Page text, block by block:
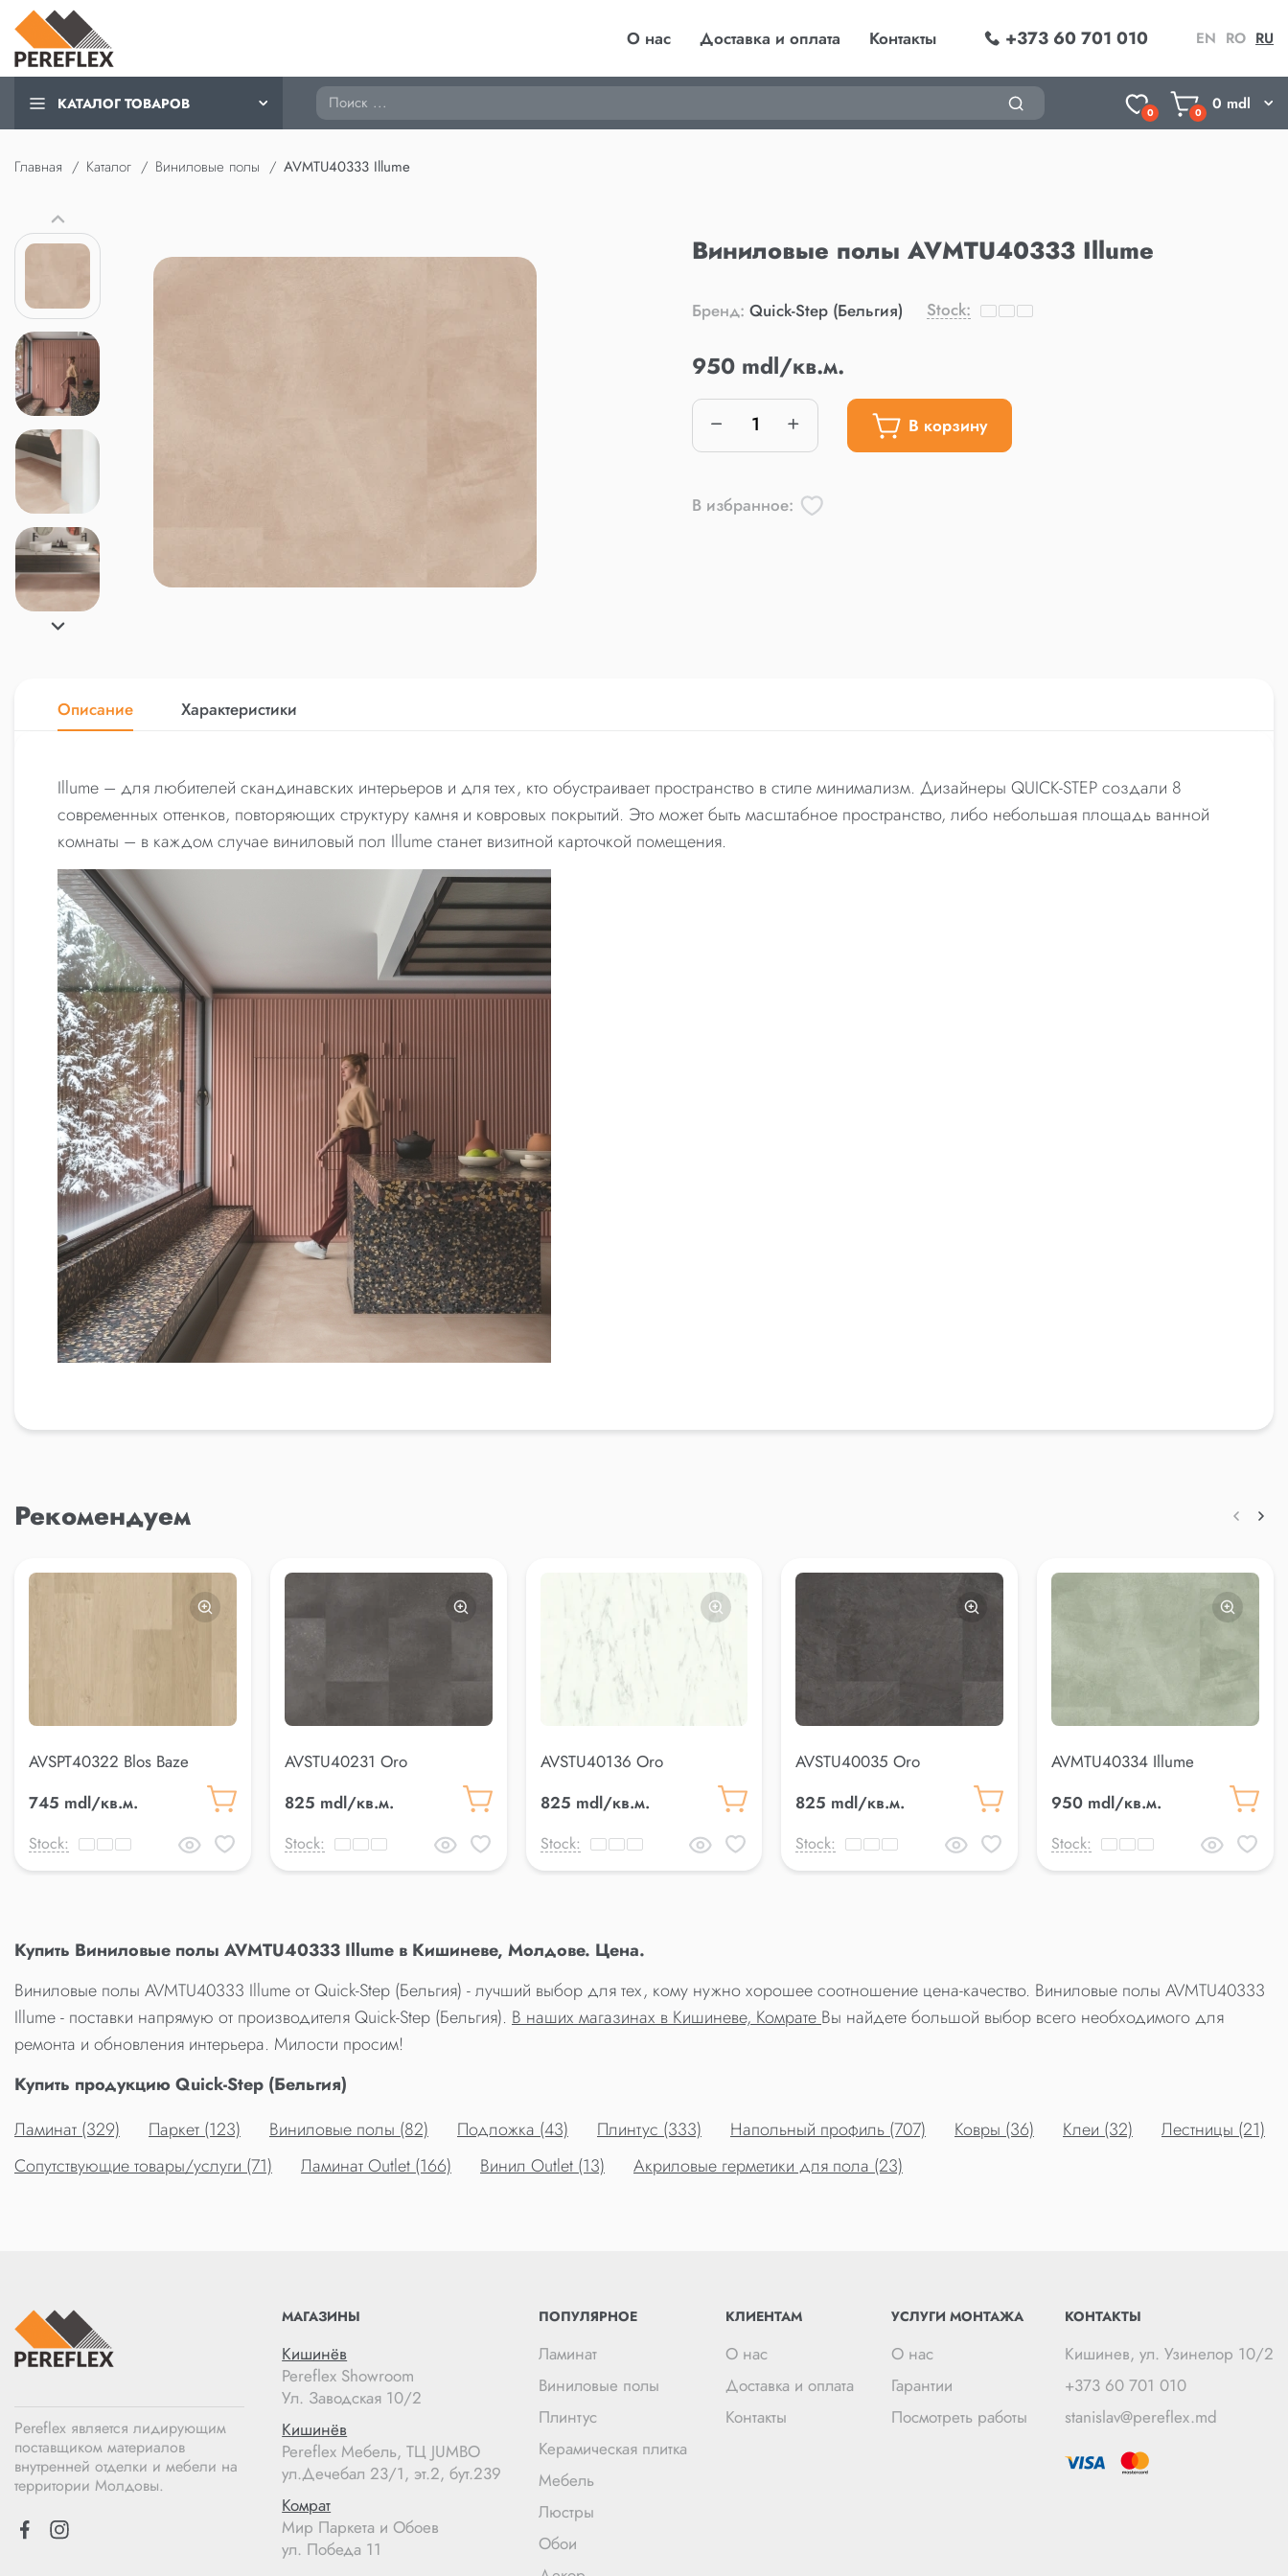
О нас Доставка и оплата Контакты +373 60 701 010 EN RO RU
КАТАЛОГ ТОВАРОВ Поиск
0 0 0 mdl
Главная Каталог Виниловые полы AVMTU40333 Illume
Виниловые полы AVMTU40333 Illume
Бренд: Quick-Step (Бельгия) Stock:
950 mdl/кв.м.
В корзину
В избранное:
Описание Характеристики
Illume – для любителей скандинавских интерьеров и для тех, кто обустраивает пространство в стиле минимализм. Дизайнеры QUICK-STEP создали 8
современных оттенков, повторяющих структуру камня и ковровых покрытий. Это может быть масштабное пространство, либо небольшая площадь ванной
комнаты – в каждом случае виниловый пол Illume станет визитной карточкой помещения.
Рекомендуем
AVSPT40322 Blos Baze
745 mdl/кв.м.
Stock:
AVSTU40231 Oro
825 mdl/кв.м.
Stock:
AVSTU40136 Oro
825 mdl/кв.м.
Stock:
AVSTU40035 Oro
825 mdl/кв.м.
Stock:
AVMTU40334 Illume
950 mdl/кв.м.
Stock:
Купить Виниловые полы AVMTU40333 Illume в Кишиневе, Молдове. Цена.
Виниловые полы AVMTU40333 Illume от Quick-Step (Бельгия) - лучший выбор для тех, кому нужно хорошее соотношение цена-качество. Виниловые полы AVMTU40333
Illume - поставки напрямую от производителя Quick-Step (Бельгия). В наших магазинах в Кишиневе, Комрате Вы найдете большой выбор всего необходимого для
ремонта и обновления интерьера. Милости просим!
Купить продукцию Quick-Step (Бельгия)
Ламинат (329)
Паркет (123) Виниловые полы (82) Подложка (43) Плинтус (333) Напольный профиль (707) Ковры (36) Клеи (32)
Лестницы (21)
Сопутствующие товары/услуги (71)
Ламинат Outlet (166) Винил Outlet (13) Акриловые герметики для пола (23)
Pereflex является лидирующим
поставщиком материалов
внутренней отделки и мебели на
территории Молдовы.
МАГАЗИНЫ
Кишинёв
Pereflex Showroom
Ул. Заводская 10/2
Кишинёв
Pereflex Мебель, ТЦ JUMBO
ул.Дечебал 23/1, эт.2, бут.239
Комрат
Мир Паркета и Обоев
ул. Победа 11
ПОПУЛЯРНОЕ
Ламинат
Виниловые полы
Плинтус
Керамическая плитка
Мебель
Люстры
Обои
КЛИЕНТАМ
О нас
Доставка и оплата
Контакты
УСЛУГИ МОНТАЖА
О нас
Гарантии
Посмотреть работы
КОНТАКТЫ
Кишинев, ул. Узинелор 10/2
+373 60 701 010
stanislav@pereflex.md